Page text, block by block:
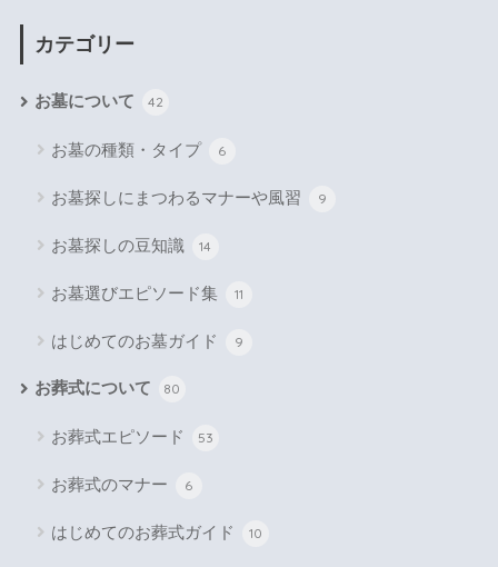
カテゴリー
お墓について 42
お墓の種類・タイプ 6
お墓探しにまつわるマナーや風習 9
お墓探しの豆知識 14
お墓選びエピソード集 11
はじめてのお墓ガイド 9
お葬式について 80
お葬式エピソード 53
お葬式のマナー 6
はじめてのお葬式ガイド 10